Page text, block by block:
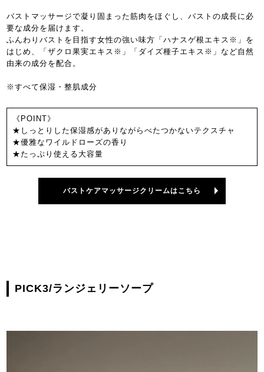
バストマッサージで凝り固まった筋肉をほぐし、バストの成長に必
要な成分を届けます。
ふんわりバストを目指す女性の強い味方「ハナスゲ根エキス※」を
はじめ、「ザクロ果実エキス※」「ダイズ種子エキス※」など自然
由来の成分を配合。
※すべて保湿・整肌成分
《POINT》
★しっとりした保湿感がありながらべたつかないテクスチャ
★優雅なワイルドローズの香り
★たっぷり使える大容量
バストケアマッサージクリームはこちら
PICK3/ランジェリーソープ